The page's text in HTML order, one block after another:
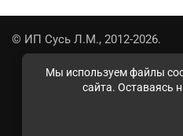
Мы используем файлы
сайта. Оставаясь
© ИП Сусь Л.М., 2012-2026.